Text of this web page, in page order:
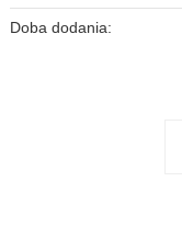
Doba dodania: